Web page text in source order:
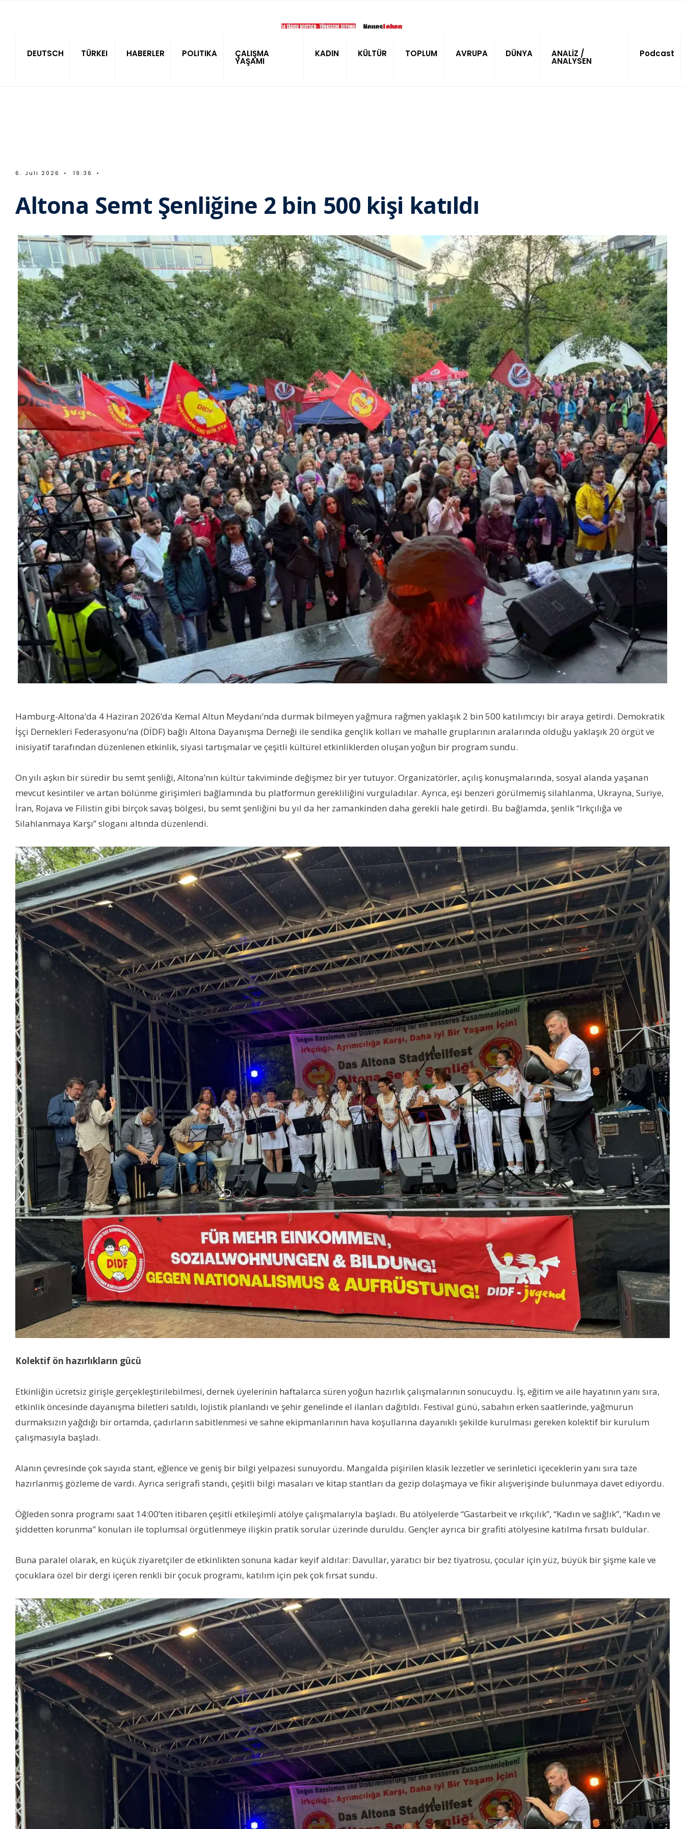
DEUTSCH TÜRKEI HABERLER POLITIKA ÇALIŞMA
YAŞAMI
KADIN KÜLTÜR TOPLUM AVRUPA DÜNYA ANALİZ /
ANALYSEN
Podcast
6. Juli 2026 • 19:36 •
Altona Semt Şenliğine 2 bin 500 kişi katıldı
Hamburg-Altona’da 4 Haziran 2026’da Kemal Altun Meydanı’nda durmak bilmeyen yağmura rağmen yaklaşık 2 bin 500 katılımcıyı bir araya getirdi. Demokratik
İşçi Dernekleri Federasyonu’na (DİDF) bağlı Altona Dayanışma Derneği ile sendika gençlik kolları ve mahalle gruplarının aralarında olduğu yaklaşık 20 örgüt ve
inisiyatif tarafından düzenlenen etkinlik, siyasi tartışmalar ve çeşitli kültürel etkinliklerden oluşan yoğun bir program sundu.
On yılı aşkın bir süredir bu semt şenliği, Altona’nın kültür takviminde değişmez bir yer tutuyor. Organizatörler, açılış konuşmalarında, sosyal alanda yaşanan
mevcut kesintiler ve artan bölünme girişimleri bağlamında bu platformun gerekliliğini vurguladılar. Ayrıca, eşi benzeri görülmemiş silahlanma, Ukrayna, Suriye,
İran, Rojava ve Filistin gibi birçok savaş bölgesi, bu semt şenliğini bu yıl da her zamankinden daha gerekli hale getirdi. Bu bağlamda, şenlik “Irkçılığa ve
Silahlanmaya Karşı” sloganı altında düzenlendi.
Kolektif ön hazırlıkların gücü
Etkinliğin ücretsiz girişle gerçekleştirilebilmesi, dernek üyelerinin haftalarca süren yoğun hazırlık çalışmalarının sonucuydu. İş, eğitim ve aile hayatının yanı sıra,
etkinlik öncesinde dayanışma biletleri satıldı, lojistik planlandı ve şehir genelinde el ilanları dağıtıldı. Festival günü, sabahın erken saatlerinde, yağmurun
durmaksızın yağdığı bir ortamda, çadırların sabitlenmesi ve sahne ekipmanlarının hava koşullarına dayanıklı şekilde kurulması gereken kolektif bir kurulum
çalışmasıyla başladı.
Alanın çevresinde çok sayıda stant, eğlence ve geniş bir bilgi yelpazesi sunuyordu. Mangalda pişirilen klasik lezzetler ve serinletici içeceklerin yanı sıra taze
hazırlanmış gözleme de vardı. Ayrıca serigrafi standı, çeşitli bilgi masaları ve kitap stantları da gezip dolaşmaya ve fikir alışverişinde bulunmaya davet ediyordu.
Öğleden sonra programı saat 14:00’ten itibaren çeşitli etkileşimli atölye çalışmalarıyla başladı. Bu atölyelerde “Gastarbeit ve ırkçılık”, “Kadın ve sağlık”, “Kadın ve
şiddetten korunma” konuları ile toplumsal örgütlenmeye ilişkin pratik sorular üzerinde duruldu. Gençler ayrıca bir grafiti atölyesine katılma fırsatı buldular.
Buna paralel olarak, en küçük ziyaretçiler de etkinlikten sonuna kadar keyif aldılar: Davullar, yaratıcı bir bez tiyatrosu, çocular için yüz, büyük bir şişme kale ve
çocuklara özel bir dergi içeren renkli bir çocuk programı, katılım için pek çok fırsat sundu.